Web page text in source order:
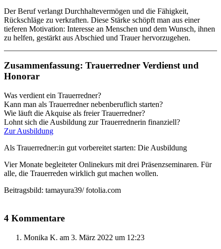
Der Beruf verlangt Durchhaltevermögen und die Fähigkeit,
Rückschläge zu verkraften. Diese Stärke schöpft man aus einer
tieferen Motivation: Interesse an Menschen und dem Wunsch, ihnen
zu helfen, gestärkt aus Abschied und Trauer hervorzugehen.
Zusammenfassung: Trauerredner Verdienst und
Honorar
Was verdient ein Trauerredner?
Kann man als Trauerredner nebenberuflich starten?
Wie läuft die Akquise als freier Trauerredner?
Lohnt sich die Ausbildung zur Trauerrednerin finanziell?
Zur Ausbildung
Als Trauerredner:in gut vorbereitet starten: Die Ausbildung
Vier Monate begleiteter Onlinekurs mit drei Präsenzseminaren. Für
alle, die Trauerreden wirklich gut machen wollen.
Beitragsbild: tamayura39/ fotolia.com
4 Kommentare
Monika K. am 3. März 2022 um 12:23